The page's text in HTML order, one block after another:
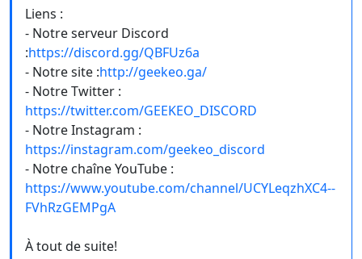
Liens :
- Notre serveur Discord
:https://discord.gg/QBFUz6a
- Notre site :http://geekeo.ga/
- Notre Twitter :
https://twitter.com/GEEKEO_DISCORD
- Notre Instagram :
https://instagram.com/geekeo_discord
- Notre chaîne YouTube :
https://www.youtube.com/channel/UCYLeqzhXC4--
FVhRzGEMPgA
À tout de suite!